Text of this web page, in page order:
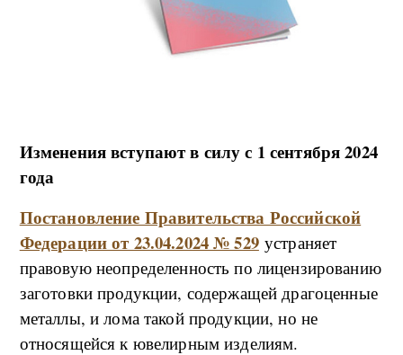
Изменения вступают в силу с 1 сентября 2024
года
Постановление Правительства Российской
Федерации от 23.04.2024 № 529устраняет
правовую неопределенность по лицензированию
заготовки продукции, содержащей драгоценные
металлы, и лома такой продукции, но не
относящейся к ювелирным изделиям.